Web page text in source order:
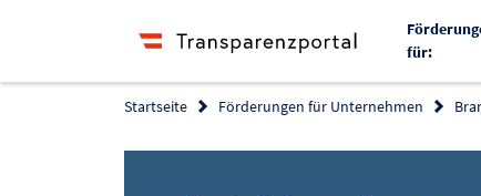
für:
Startseite Förderungen für Unternehmen